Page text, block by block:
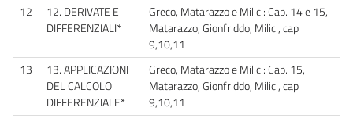
12
12. DERIVATE E
DIFFERENZIALI*
Greco, Matarazzo e Milici: Cap. 14 e 15,
Matarazzo, Gionfriddo, Milici, cap
9,10,11
13
13. APPLICAZIONI
DEL CALCOLO
DIFFERENZIALE*
Greco, Matarazzo e Milici: Cap. 15,
Matarazzo, Gionfriddo, Milici, cap
9,10,11